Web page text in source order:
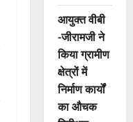
आयुक्त वीबी
-जीरामजी ने
किया ग्रामीण
क्षेत्रों में
निर्माण कार्यों
का औचक